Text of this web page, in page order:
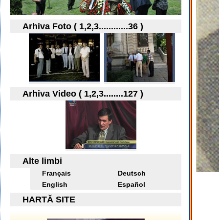
Arhiva Foto ( 1,2,3............36 )
Arhiva Video ( 1,2,3........127 )
Alte limbi
Français
Deutsch
English
Español
HARTĂ SITE